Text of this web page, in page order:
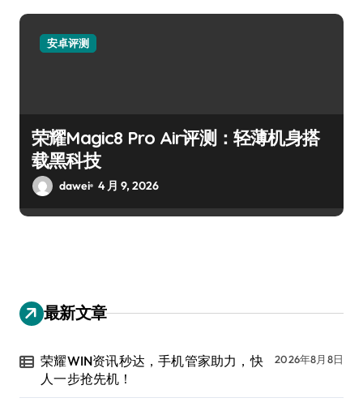
安卓评测
荣耀Magic8 Pro Air评测：轻薄机身搭
载黑科技
dawei 4 月 9, 2026
最新文章
荣耀WIN资讯秒达，手机管家助力，快
人一步抢先机！
2026年8月8日